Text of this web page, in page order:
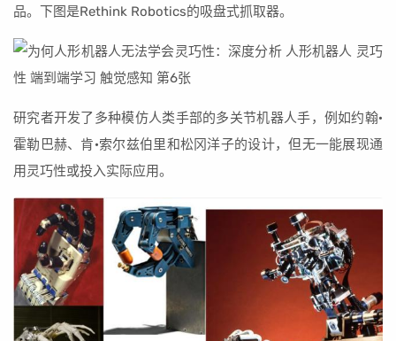
品。下图是Rethink Robotics的吸盘式抓取器。
研究者开发了多种模仿人类手部的多关节机器人手，例如约翰·
霍勒巴赫、肯·索尔兹伯里和松冈洋子的设计，但无一能展现通
用灵巧性或投入实际应用。